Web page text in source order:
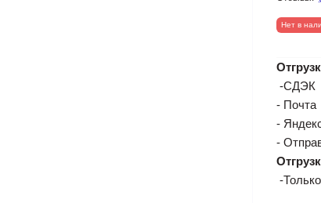
Нет в
-СДЭК
- Почта
-
-
-